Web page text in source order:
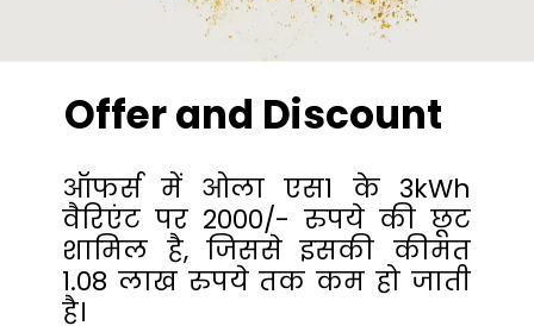
Offer and Discount
ऑफर्स में ओला एस1 के 3kWh
वैरिएंट पर 2000/- रुपये की छूट
शामिल है, जिससे इसकी कीमत
1.08 लाख रुपये तक कम हो जाती
है।